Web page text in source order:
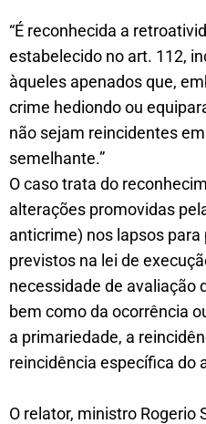
“É reconhecida a
estabelecido no art. 112,
àqueles apenados que,
crime hediondo ou
não sejam reincidentes
semelhante.”
O caso trata do
alterações promovidas
anticrime) nos lapsos
previstos na lei de
necessidade de avaliação
bem como da ocorrência
a primariedade, a
reincidência específica do
O relator, ministro Rogerio